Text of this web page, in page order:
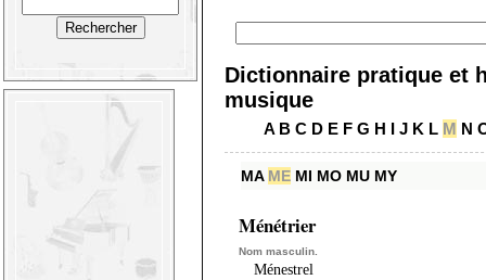
Dictionnaire pratique et
musique
A B C D E F G H I J K L M N
MA ME MI MO MU MY
Ménétrier
Nom masculin.
Ménestrel